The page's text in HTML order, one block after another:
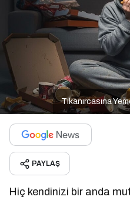
Tıkanırcasına
PAYLAŞ
Hiç kendinizi bir anda